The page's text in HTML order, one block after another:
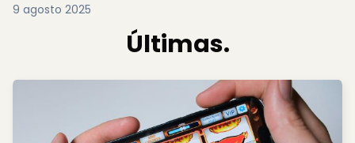
9 agosto 2025
Últimas.